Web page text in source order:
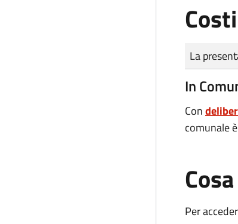
Costi
Tipo di
Importo
La
In
Con
comunale
Per